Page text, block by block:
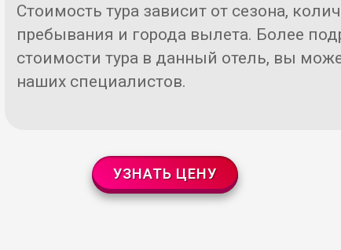
Стоимость тура зависит от сезона,
пребывания и города вылета. Более
стоимости тура в данный отель, вы
наших специалистов.
УЗНАТЬ ЦЕНУ